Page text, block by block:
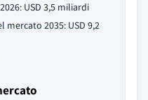
USD 3,5 miliardi
mercato 2035: USD 9,2